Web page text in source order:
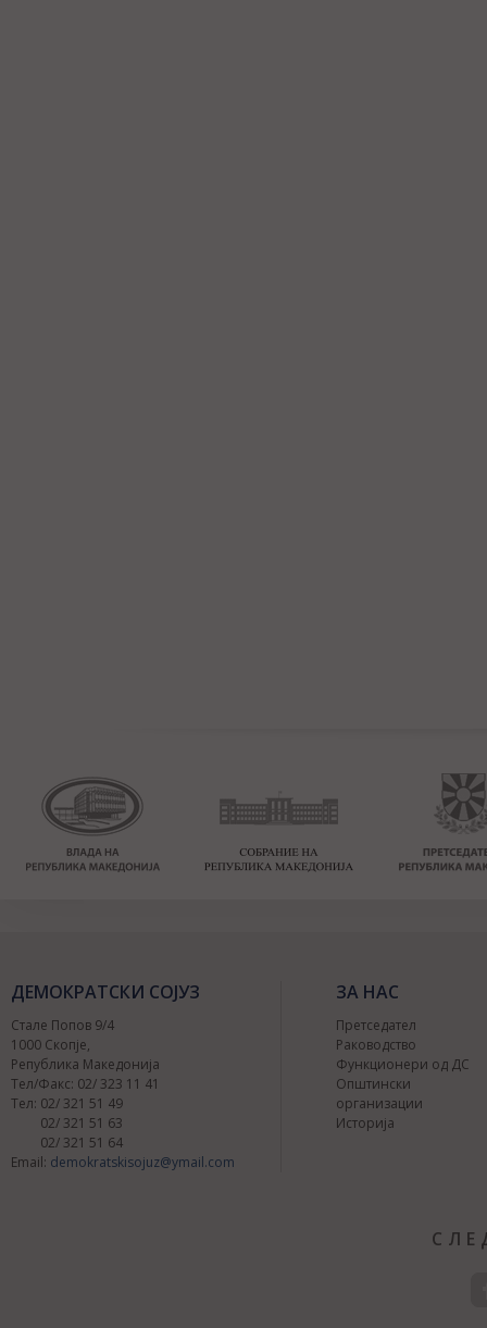
ДЕМОКРАТСКИ СОЈУЗ
Стале Попов 9/4
1000 Скопје,
Република Македонија
Тел/Факс: 02/ 323 11 41
Тел: 02/ 321 51 49
02/ 321 51 63
02/ 321 51 64
Email: demokratskisojuz@ymail.com
ЗА НАС
Претседател
Раководство
Функционери од ДС
Општински
организации
Историја